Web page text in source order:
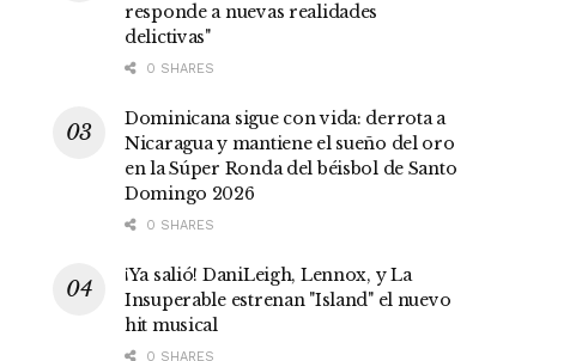
responde a nuevas realidades
delictivas"
0 SHARES
Dominicana sigue con vida: derrota a
Nicaragua y mantiene el sueño del oro
en la Súper Ronda del béisbol de Santo
Domingo 2026
0 SHARES
¡Ya salió! DaniLeigh, Lennox, y La
Insuperable estrenan "Island" el nuevo
hit musical
0 SHARES